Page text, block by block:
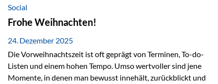
starkes Miteinander ist. Neben diesen gemeinsamen
Erlebnissen konnten wir…
Social
Frohe Weihnachten!
24. Dezember 2025
Die Vorweihnachtszeit ist oft geprägt von Terminen, To-do-
Listen und einem hohen Tempo. Umso wertvoller sind jene
Momente, in denen man bewusst innehält, zurückblickt und